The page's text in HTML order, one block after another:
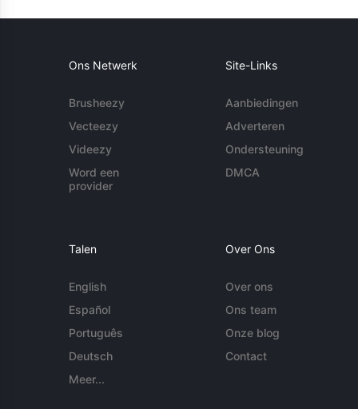
Ons Netwerk
Brusheezy
Vecteezy
Videezy
Word een
provider
Site-Links
Aanbiedingen
Adverteren
Ondersteuning
DMCA
Talen
English
Español
Português
Deutsch
Meer...
Over Ons
Over ons
Ons team
Onze blog
Contact